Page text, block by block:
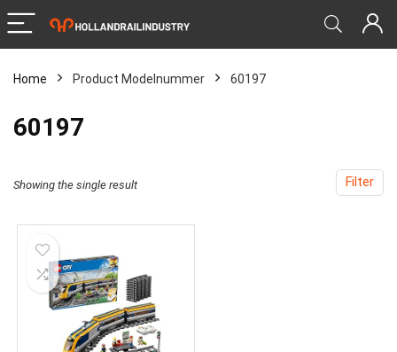
Home Product Modelnummer ‎60197
‎60197
Filter
Showing the single result